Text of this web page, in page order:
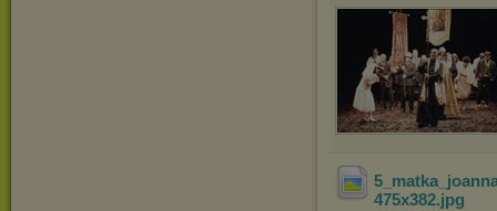
475x382.jpg